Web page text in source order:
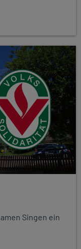
Singen ein